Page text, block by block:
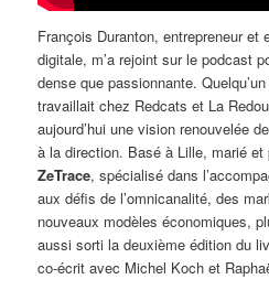
François Duranton, entrepreneur et
digitale, m’a rejoint sur le podcast
dense que passionnante. Quelqu’un
travaillait chez Redcats et La
aujourd’hui une vision renouvelée
à la direction. Basé à Lille, marié
ZeTrace, spécialisé dans
aux défis de l’omnicanalité, des
nouveaux modèles économiques,
aussi sorti la deuxième édition du
co-écrit avec Michel Koch et